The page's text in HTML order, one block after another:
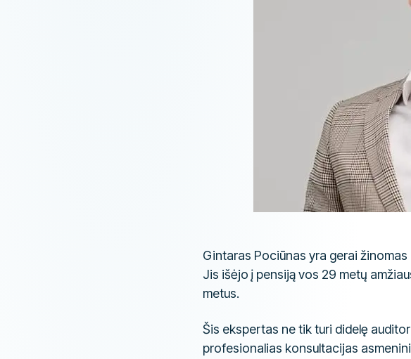
Gintaras Pociūnas yra gerai
Jis išėjo į pensiją vos 29 metų
metus.
Šis ekspertas ne tik turi didelę
profesionalias konsultacijas